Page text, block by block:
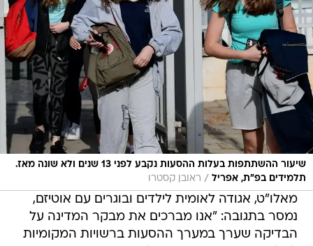
שיעור ההשתתפות בעלות ההסעות נקבע לפני 13 שנים ולא שונה מאז.
תלמידים בפ"ת, אפריל / ראובן קסטרו
מאלו"ט, אגודה לאומית לילדים ובוגרים עם אוטיזם,
נמסר בתגובה: "אנו מברכים את מבקר המדינה על
הבדיקה שערך במערך ההסעות ברשויות המקומיות